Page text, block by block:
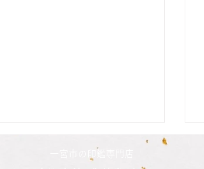
二人の娘さんの印鑑納品致し